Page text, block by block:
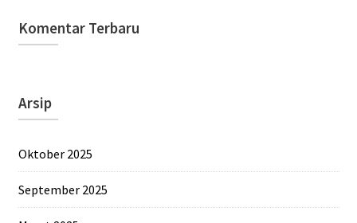
Komentar Terbaru
Arsip
Oktober 2025
September 2025